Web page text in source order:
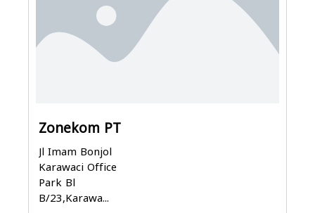
Zonekom PT
Jl Imam Bonjol
Karawaci Office
Park Bl
B/23,Karawa...